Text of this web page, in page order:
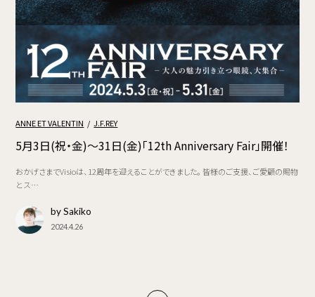
ANNE ET VALENTIN J.F.REY
5月3日(祝・金)～31日(金)「12th Anniversary Fair」開催！
おかげさまでVisioは、12周年を迎えることができました。 皆様のご支援、ご愛顧の賜物
と ス…
by Sakiko
2024.4.26